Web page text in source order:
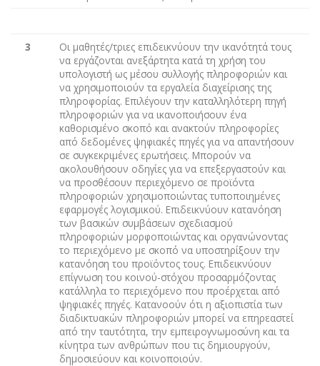
3
Οι μαθητές/τριες επιδεικνύουν την ικανότητά τους
να εργάζονται ανεξάρτητα κατά τη χρήση του
υπολογιστή ως μέσου συλλογής πληροφοριών και
να χρησιμοποιούν τα εργαλεία διαχείρισης της
πληροφορίας. Επιλέγουν την καταλληλότερη πηγή
πληροφοριών για να ικανοποιήσουν ένα
καθορισμένο σκοπό και ανακτούν πληροφορίες
από δεδομένες ψηφιακές πηγές για να απαντήσουν
σε συγκεκριμένες ερωτήσεις. Μπορούν να
ακολουθήσουν οδηγίες για να επεξεργαστούν και
να προσθέσουν περιεχόμενο σε προϊόντα
πληροφοριών χρησιμοποιώντας τυποποιημένες
εφαρμογές λογισμικού. Επιδεικνύουν κατανόηση
των βασικών συμβάσεων σχεδιασμού
πληροφοριών μορφοποιώντας και οργανώνοντας
το περιεχόμενο με σκοπό να υποστηρίξουν την
κατανόηση του προϊόντος τους. Επιδεικνύουν
επίγνωση του κοινού-στόχου προσαρμόζοντας
κατάλληλα το περιεχόμενο που προέρχεται από
ψηφιακές πηγές. Κατανοούν ότι η αξιοπιστία των
διαδικτυακών πληροφοριών μπορεί να επηρεαστεί
από την ταυτότητα, την εμπειρογνωμοσύνη και τα
κίνητρα των ανθρώπων που τις δημιουργούν,
δημοσιεύουν και κοινοποιούν.